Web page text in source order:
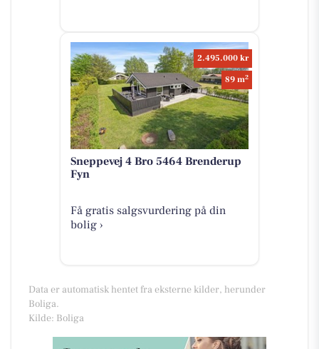
2.495.000 kr
89 m2
Sneppevej 4 Bro 5464 Brenderup
Fyn
Få gratis salgsvurdering på din
bolig ›
Data er automatisk hentet fra eksterne kilder, herunder
Boliga.
Kilde: Boliga